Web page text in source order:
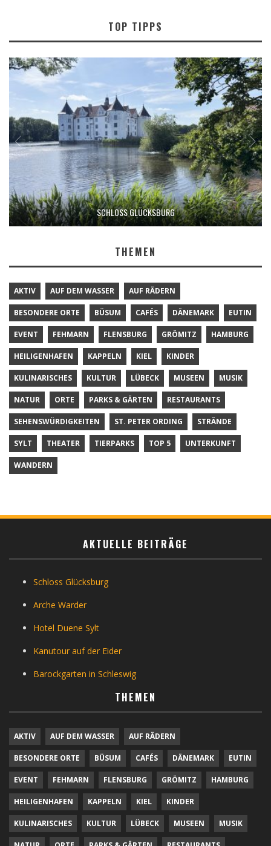
TOP TIPPS
SCHLOSS GLÜCKSBURG
THEMEN
AKTIV AUF DEM WASSER AUF RÄDERN
BESONDERE ORTE BÜSUM CAFÉS DÄNEMARK EUTIN
EVENT FEHMARN FLENSBURG GRÖMITZ HAMBURG
HEILIGENHAFEN KAPPELN KIEL KINDER
KULINARISCHES KULTUR LÜBECK MUSEEN MUSIK
NATUR ORTE PARKS & GÄRTEN RESTAURANTS
SEHENSWÜRDIGKEITEN ST. PETER ORDING STRÄNDE
SYLT THEATER TIERPARKS TOP 5 UNTERKUNFT
WANDERN
AKTUELLE BEITRÄGE
Schloss Glücksburg
Arche Warder
Hotel Duene Sylt
Kanutour auf der Eider
Barockgarten in Schleswig
THEMEN
AKTIV AUF DEM WASSER AUF RÄDERN
BESONDERE ORTE BÜSUM CAFÉS DÄNEMARK EUTIN
EVENT FEHMARN FLENSBURG GRÖMITZ HAMBURG
HEILIGENHAFEN KAPPELN KIEL KINDER
KULINARISCHES KULTUR LÜBECK MUSEEN MUSIK